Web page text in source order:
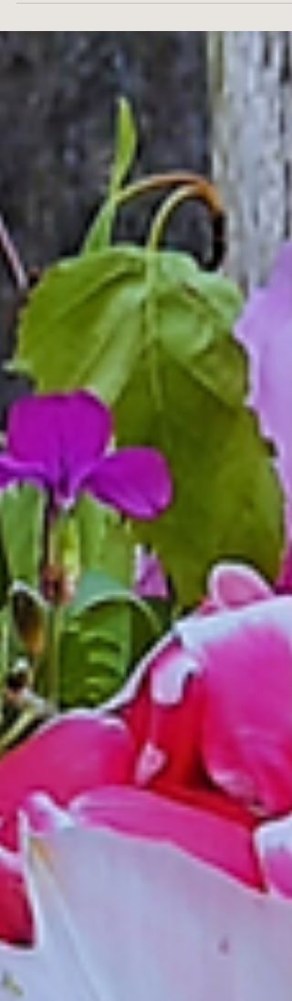
het klassieke seizoen. Maar laat ik bij deze
klimaatverandering toch het hoofd koel
houden en het hart warm. We kunnen dit aan
en we veranderen mee. Ik doop de maand
alvast om tot rozenmaand in plaats van juni.
En we blijven verse bloemen aanbieden in de
seizoenen dat ze hier, in open lucht, kun